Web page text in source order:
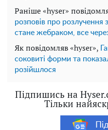
Раніше «hyser»
розповів про
стане жебраком, все
Як повідомляв «hyser»,
соковиті форми та
розійшлося
Підпишись на
Тільки